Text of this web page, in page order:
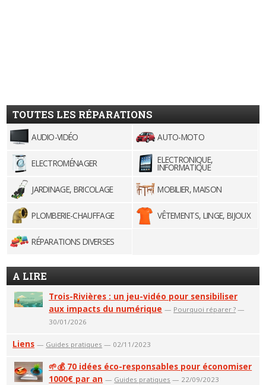
TOUTES LES RÉPARATIONS
AUDIO-VIDÉO AUTO-MOTO
ELECTROMÉNAGER ELECTRONIQUE,
INFORMATIQUE
JARDINAGE, BRICOLAGE
MOBILIER, MAISON
PLOMBERIE-CHAUFFAGE VÊTEMENTS, LINGE, BIJOUX
RÉPARATIONS DIVERSES
A LIRE
Trois-Rivières : un jeu-vidéo pour sensibiliser
aux impacts du numérique — Pourquoi réparer ? —
30/01/2026
Liens — Guides pratiques — 02/11/2023
🌱💰 70 idées éco-responsables pour économiser
1000€ par an — Guides pratiques — 22/09/2023